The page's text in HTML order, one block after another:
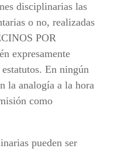
disciplinarias las
o no, realizadas
POR
expresamente
En ningún
la analogía a la hora
como
pueden ser